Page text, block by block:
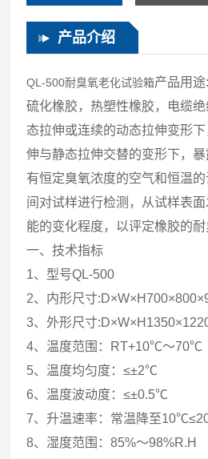
产品介绍
QL-500耐臭氧老化试验箱产品用
硫化橡胶，热塑性橡胶，电缆
态拉伸或连续的动态拉伸变形
伸与静态拉伸交替的变形下，
有恒定臭氧浓度的空气和恒温
间对试样进行检测，从试样表
能的变化程度，以评定橡胶的耐
一、技术指标
1、型号QL-500
2、内形尺寸
3、外形尺寸
4、温度范围：RT+10℃～70℃
5、温度均匀度：≤±2℃
6、温度波动度：≤±0.5℃
7、升温速率：常温降至
8、湿度范围：85%～98%R.H